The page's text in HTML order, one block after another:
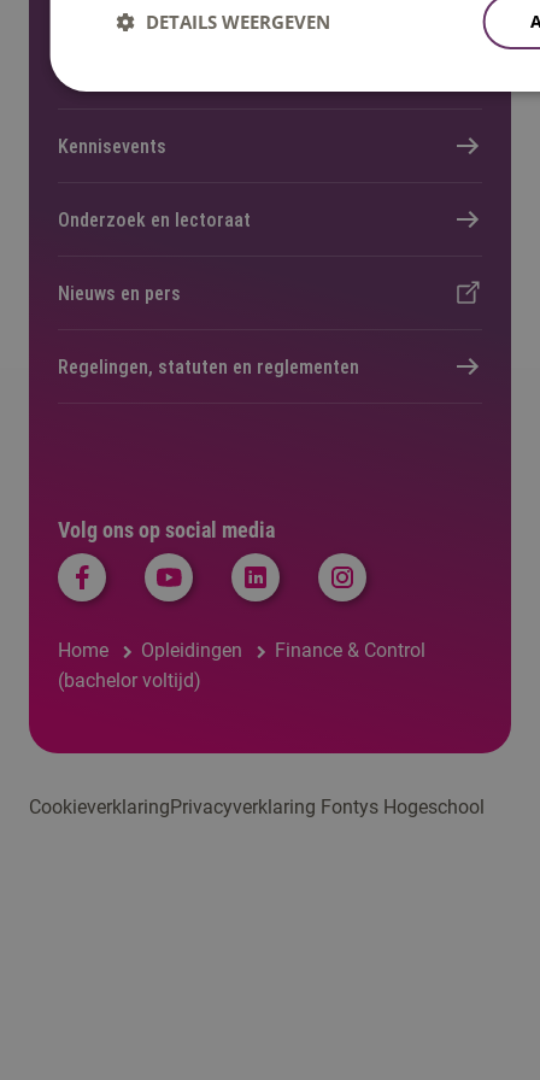
Volg ons op social media
Home Opleidingen
Finance & Control
(bachelor voltijd)
Locaties
Kennisevents
Onderzoek en lectoraat
Nieuws en pers
Regelingen, statuten en reglementen
Cookieverklaring Privacyverklaring Fontys Hogeschool
DETAILS WEERGEVEN